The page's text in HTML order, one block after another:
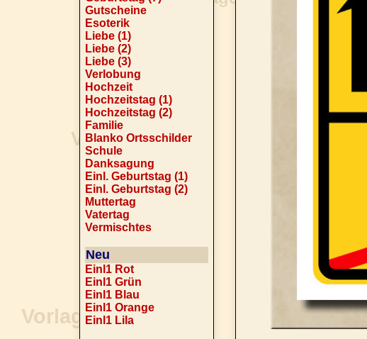
Gutscheine
Esoterik
Liebe (1)
Liebe (2)
Liebe (3)
Verlobung
Hochzeit
Hochzeitstag (1)
Hochzeitstag (2)
Familie
Blanko Ortsschilder
Schule
Danksagung
Einl. Geburtstag (1)
Einl. Geburtstag (2)
Muttertag
Vatertag
Vermischtes
Neu
Einl1 Rot
Einl1 Grün
Einl1 Blau
Einl1 Orange
Einl1 Lila